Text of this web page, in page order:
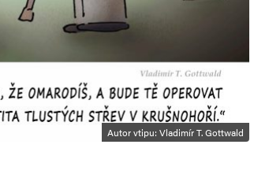
Autor vtipu: Vladimír T. Gottwald